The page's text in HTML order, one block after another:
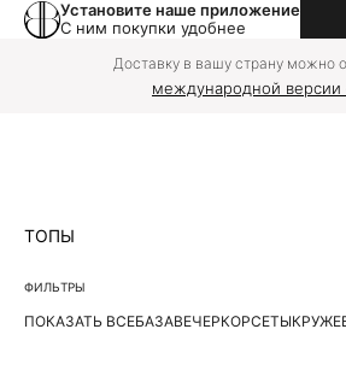
Установите наше приложение
С ним покупки удобнее
Доставку в вашу страну можно
международной версии
ТОПЫ
ФИЛЬТРЫ
ПОКАЗАТЬ ВСЕБАЗАВЕЧЕРКОРСЕТЫ